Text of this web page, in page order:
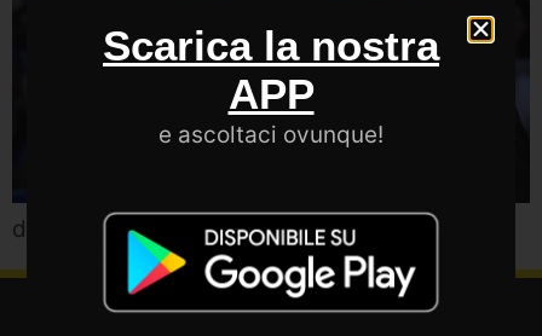
duetto vocale nel singolo in uscita oggi
CONTATTACI
Scarica la nostra
APP
e ascoltaci ovunque!